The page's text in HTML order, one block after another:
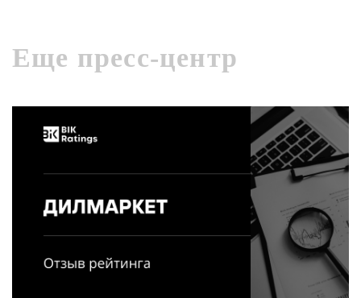
Еще пресс-центр